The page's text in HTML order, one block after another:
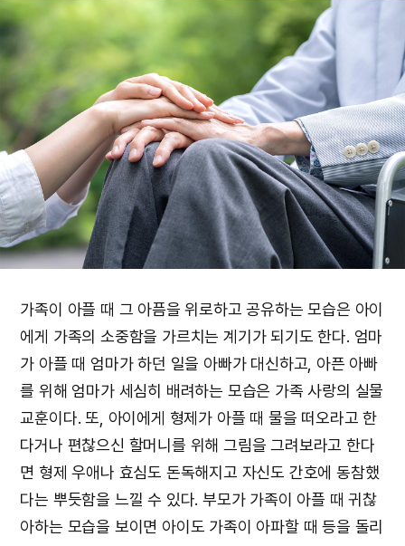
가족이 아플 때 그 아픔을 위로하고 공유하는 모습은 아이
에게 가족의 소중함을 가르치는 계기가 되기도 한다. 엄마
가 아플 때 엄마가 하던 일을 아빠가 대신하고, 아픈 아빠
를 위해 엄마가 세심히 배려하는 모습은 가족 사랑의 실물
교훈이다. 또, 아이에게 형제가 아플 때 물을 떠오라고 한
다거나 편찮으신 할머니를 위해 그림을 그려보라고 한다
면 형제 우애나 효심도 돈독해지고 자신도 간호에 동참했
다는 뿌듯함을 느낄 수 있다. 부모가 가족이 아플 때 귀찮
아하는 모습을 보이면 아이도 가족이 아파할 때 등을 돌리